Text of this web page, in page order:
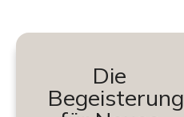
Die
Begeisterung